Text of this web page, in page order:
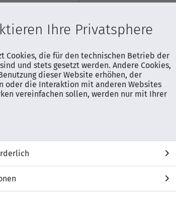
Ihre Privatsphere
Cookies, die für den technischen Betrieb der
und stets gesetzt werden. Andere Cookies,
dieser Website erhöhen, der
oder die Interaktion mit anderen Websites
vereinfachen sollen, werden nur mit Ihrer
AUF WUNSCHLISTE
Produktdatenblatt
GQ65LS03FAUXZG